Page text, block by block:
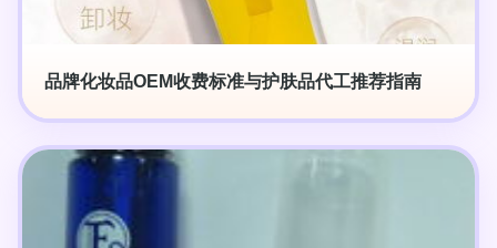
品牌化妆品OEM收费标准与护肤品代工推荐指南